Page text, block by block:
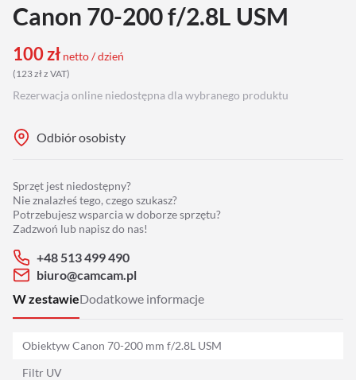
Canon 70-200 f/2.8L USM
100zł netto / dzień
(123złz VAT)
Rezerwacja online niedostępna dla wybranego produktu
Odbiór osobisty
Sprzęt jest niedostępny?
Nie znalazłeś tego, czego szukasz?
Potrzebujesz wsparcia w doborze sprzętu?
Zadzwoń lub napisz do nas!
+48 513 499 490
biuro@camcam.pl
W zestawieDodatkowe informacje
Obiektyw Canon 70-200 mm f/2.8L USM
Filtr UV
Obiektywy
Oświetlenie
Podgląd
Laptopy
Adaptery
Drony
Platformy 360
Grip